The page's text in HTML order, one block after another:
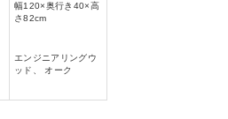
幅120×奥行き40×高
さ82cm
エンジニアリングウ
ッド、 オーク